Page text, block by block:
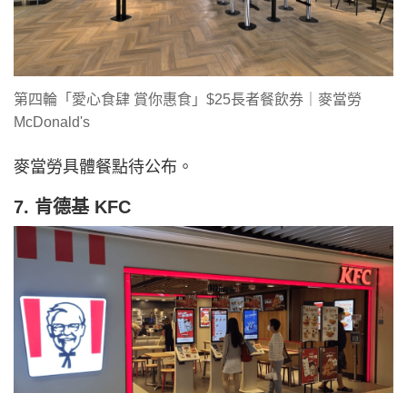
第四輪「愛心食肆 賞你惠食」$25長者餐飲券｜麥當勞
McDonald's
麥當勞具體餐點待公布。
7. 肯德基 KFC